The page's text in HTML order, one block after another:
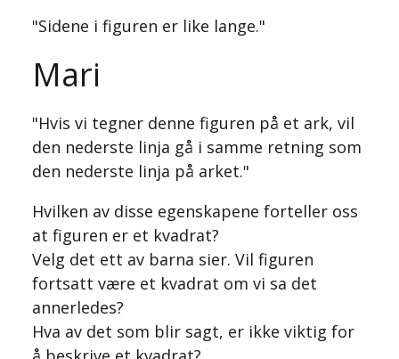
"Sidene i figuren er like lange."
Mari
"Hvis vi tegner denne figuren på et ark, vil
den nederste linja gå i samme retning som
den nederste linja på arket."
Hvilken av disse egenskapene forteller oss
at figuren er et kvadrat?
Velg det ett av barna sier. Vil figuren
fortsatt være et kvadrat om vi sa det
annerledes?
Hva av det som blir sagt, er ikke viktig for